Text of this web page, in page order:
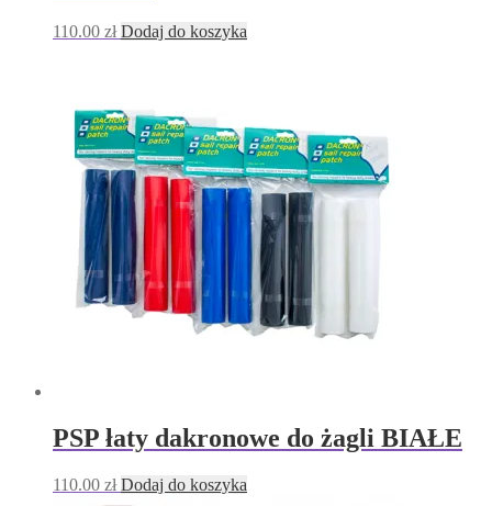
110.00 zł Dodaj do koszyka
PSP łaty dakronowe do żagli BIAŁE
110.00 zł Dodaj do koszyka